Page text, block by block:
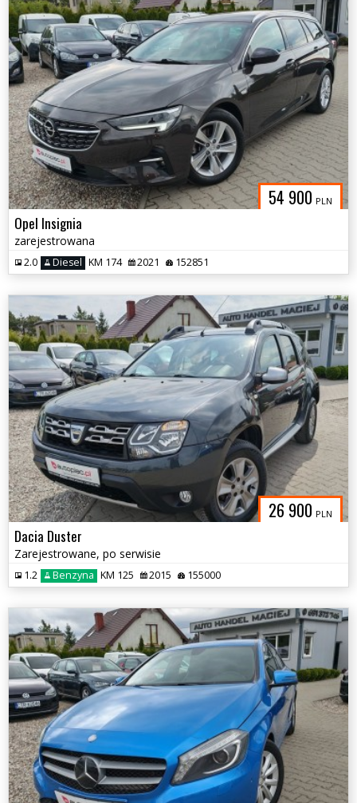
54 900 PLN
Opel Insignia
zarejestrowana
2.0 Diesel KM 174 2021 152851
26 900 PLN
Dacia Duster
Zarejestrowane, po serwisie
1.2 Benzyna KM 125 2015 155000